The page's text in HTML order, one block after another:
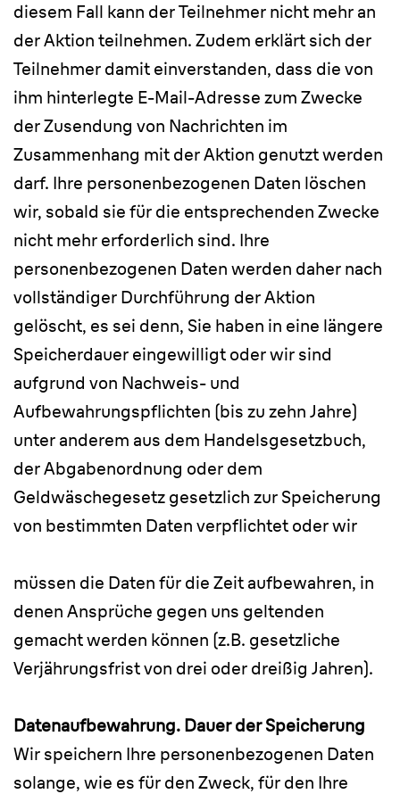
diesem Fall kann der Teilnehmer nicht mehr an
der Aktion teilnehmen. Zudem erklärt sich der
Teilnehmer damit einverstanden, dass die von
ihm hinterlegte E-Mail-Adresse zum Zwecke
der Zusendung von Nachrichten im
Zusammenhang mit der Aktion genutzt werden
darf. Ihre personenbezogenen Daten löschen
wir, sobald sie für die entsprechenden Zwecke
nicht mehr erforderlich sind. Ihre
personenbezogenen Daten werden daher nach
vollständiger Durchführung der Aktion
gelöscht, es sei denn, Sie haben in eine längere
Speicherdauer eingewilligt oder wir sind
aufgrund von Nachweis- und
Aufbewahrungspflichten (bis zu zehn Jahre)
unter anderem aus dem Handelsgesetzbuch,
der Abgabenordnung oder dem
Geldwäschegesetz gesetzlich zur Speicherung
von bestimmten Daten verpflichtet oder wir
müssen die Daten für die Zeit aufbewahren, in
denen Ansprüche gegen uns geltenden
gemacht werden können (z.B. gesetzliche
Verjährungsfrist von drei oder dreißig Jahren).
Datenaufbewahrung. Dauer der Speicherung
Wir speichern Ihre personenbezogenen Daten
solange, wie es für den Zweck, für den Ihre